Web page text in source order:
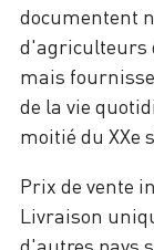
documentent
d'agriculteurs
mais
de la vie
moitié du XXe
Prix de vente
Livraison